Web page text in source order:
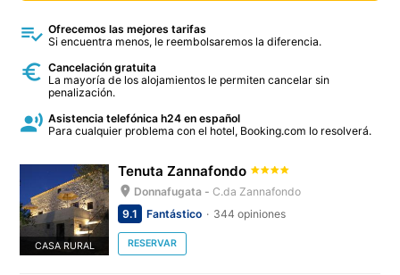
Ofrecemos las mejores tarifas
Si encuentra menos, le reembolsaremos la diferencia.
Cancelación gratuita
La mayoría de los alojamientos le permiten cancelar sin
penalización.
Asistencia telefónica h24 en español
Para cualquier problema con el hotel, Booking.com lo resolverá.
CASA RURAL
Tenuta Zannafondo
Donnafugata -C.da Zannafondo
9.1
Fantástico 344 opiniones
RESERVAR